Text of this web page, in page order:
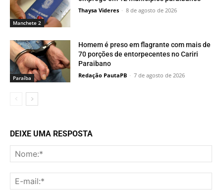
Manchete 2
Thaysa Videres - 8 de agosto de 2026
Paraí­ba
Homem é preso em flagrante com mais de
70 porções de entorpecentes no Cariri
Paraibano
Redação PautaPB - 7 de agosto de 2026
DEIXE UMA RESPOSTA